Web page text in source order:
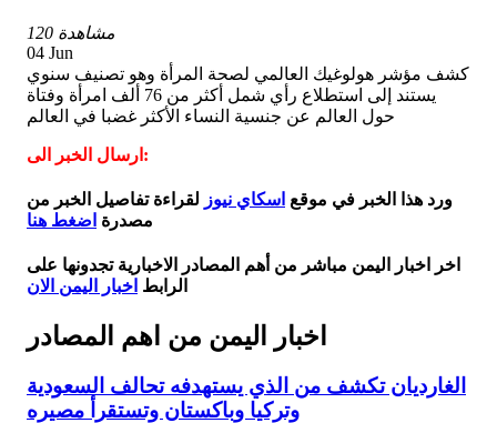
120 مشاهدة
04 Jun
كشف مؤشر هولوغيك العالمي لصحة المرأة وهو تصنيف سنوي
يستند إلى استطلاع رأي شمل أكثر من 76 ألف امرأة وفتاة
حول العالم عن جنسية النساء الأكثر غضبا في العالم
ارسال الخبر الى:
ورد هذا الخبر في موقع اسكاي نيوز لقراءة تفاصيل الخبر من
مصدرة اضغط هنا
اخر اخبار اليمن مباشر من أهم المصادر الاخبارية تجدونها على
الرابط اخبار اليمن الان
اخبار اليمن من اهم المصادر
الغارديان تكشف من الذي يستهدفه تحالف السعودية
وتركيا وباكستان وتستقرأ مصيره